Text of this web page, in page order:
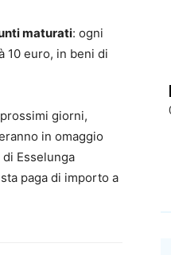
maturati: ogni
10 euro, in beni di
giorni,
in omaggio
Esselunga
paga di importo a